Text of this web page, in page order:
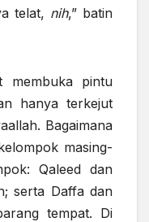
telat, nih,” batin
membuka pintu
hanya terkejut
Bagaimana
masing-
Qaleed dan
serta Daffa dan
tempat. Di